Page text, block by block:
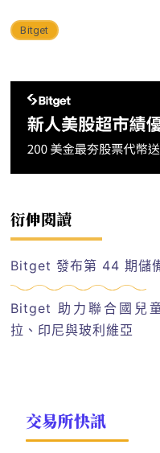
Bitget
衍伸閱讀
Bitget 發布第 44 期儲
Bitget 助力聯合國兒
拉、印尼與玻利維亞
交易所快訊